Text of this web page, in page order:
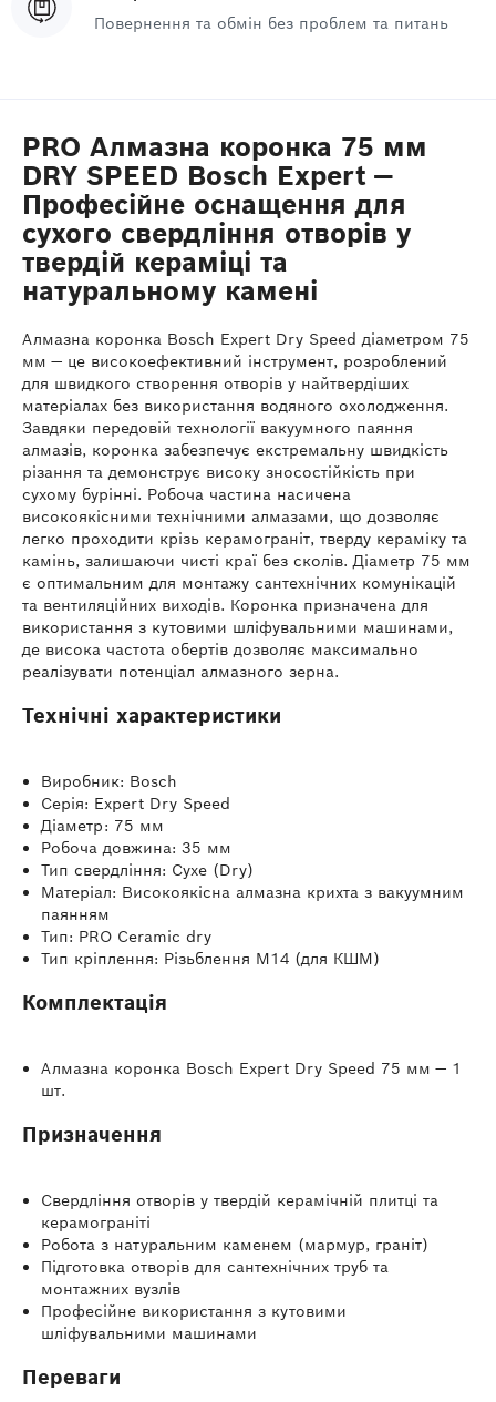
Повернення та обмін без проблем та питань
PRO Алмазна коронка 75 мм
DRY SPEED Bosch Expert —
Професійне оснащення для
сухого свердління отворів у
твердій кераміці та
натуральному камені
Алмазна коронка Bosch Expert Dry Speed діаметром 75
мм — це високоефективний інструмент, розроблений
для швидкого створення отворів у найтвердіших
матеріалах без використання водяного охолодження.
Завдяки передовій технології вакуумного паяння
алмазів, коронка забезпечує екстремальну швидкість
різання та демонструє високу зносостійкість при
сухому бурінні. Робоча частина насичена
високоякісними технічними алмазами, що дозволяє
легко проходити крізь керамограніт, тверду кераміку та
камінь, залишаючи чисті краї без сколів. Діаметр 75 мм
є оптимальним для монтажу сантехнічних комунікацій
та вентиляційних виходів. Коронка призначена для
використання з кутовими шліфувальними машинами,
де висока частота обертів дозволяє максимально
реалізувати потенціал алмазного зерна.
Технічні характеристики
Виробник: Bosch
Серія: Expert Dry Speed
Діаметр: 75 мм
Робоча довжина: 35 мм
Тип свердління: Сухе (Dry)
Матеріал: Високоякісна алмазна крихта з вакуумним
паянням
Тип: PRO Ceramic dry
Тип кріплення: Різьблення M14 (для КШМ)
Комплектація
Алмазна коронка Bosch Expert Dry Speed 75 мм — 1
шт.
Призначення
Свердління отворів у твердій керамічній плитці та
керамограніті
Робота з натуральним каменем (мармур, граніт)
Підготовка отворів для сантехнічних труб та
монтажних вузлів
Професійне використання з кутовими
шліфувальними машинами
Переваги